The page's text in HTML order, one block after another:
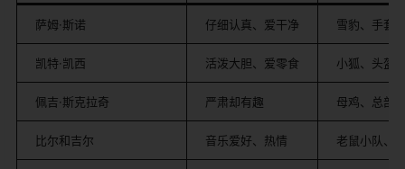
萨姆·斯诺 仔细认真、爱干净 雪豹、手套
凯特·凯西 活泼大胆、爱零食 小狐、头盔
佩吉·斯克拉奇 严肃却有趣 母鸡、总部
比尔和吉尔 音乐爱好、热情 老鼠小队、